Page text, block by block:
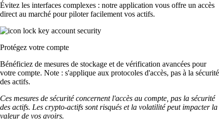
Évitez les interfaces complexes : notre application vous offre un accès
direct au marché pour piloter facilement vos actifs.
Protégez votre compte
Bénéficiez de mesures de stockage et de vérification avancées pour
votre compte. Note : s'applique aux protocoles d'accès, pas à la sécurité
des actifs.
Ces mesures de sécurité concernent l'accès au compte, pas la sécurité
des actifs. Les crypto-actifs sont risqués et la volatilité peut impacter la
valeur de vos avoirs.